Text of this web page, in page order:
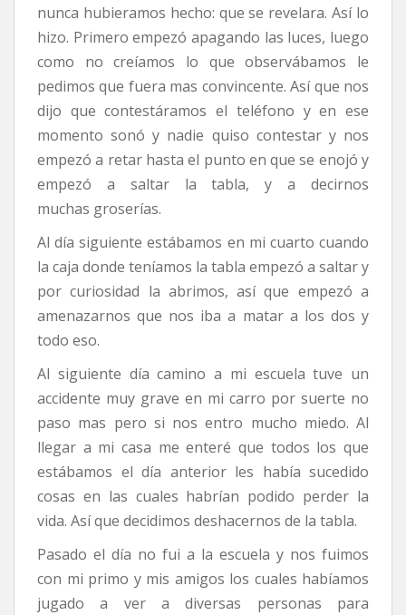
nunca hubieramos hecho: que se revelara. Así lo
hizo. Primero empezó apagando las luces, luego
como no creíamos lo que observábamos le
pedimos que fuera mas convincente. Así que nos
dijo que contestáramos el teléfono y en ese
momento sonó y nadie quiso contestar y nos
empezó a retar hasta el punto en que se enojó y
empezó a saltar la tabla, y a decirnos
muchas groserías.
Al día siguiente estábamos en mi cuarto cuando
la caja donde teníamos la tabla empezó a saltar y
por curiosidad la abrimos, así que empezó a
amenazarnos que nos iba a matar a los dos y
todo eso.
Al siguiente día camino a mi escuela tuve un
accidente muy grave en mi carro por suerte no
paso mas pero si nos entro mucho miedo. Al
llegar a mi casa me enteré que todos los que
estábamos el día anterior les había sucedido
cosas en las cuales habrían podido perder la
vida. Así que decidimos deshacernos de la tabla.
Pasado el día no fui a la escuela y nos fuimos
con mi primo y mis amigos los cuales habíamos
jugado a ver a diversas personas para